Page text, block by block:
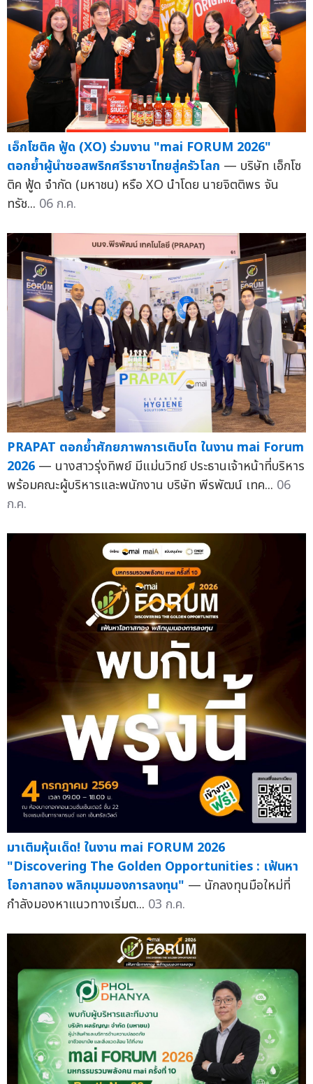
เอ็กโซติค ฟู้ด (XO) ร่วมงาน "mai FORUM 2026"
ตอกย้ำผู้นำซอสพริกศรีราชาไทยสู่ครัวโลก — บริษัท เอ็กโซ
ติค ฟู้ด จำกัด (มหาชน) หรือ XO นำโดย นายจิตติพร จัน
ทรัช... 06 ก.ค.
PRAPAT ตอกย้ำศักยภาพการเติบโต ในงาน mai Forum
2026 — นางสาวรุ่งทิพย์ มีแม่นวิทย์ ประธานเจ้าหน้าที่บริหาร
พร้อมคณะผู้บริหารและพนักงาน บริษัท พีรพัฒน์ เทค... 06
ก.ค.
มาเติมหุ้นเด็ด! ในงาน mai FORUM 2026
"Discovering The Golden Opportunities : เฟ้นหา
โอกาสทอง พลิกมุมมองการลงทุน" — นักลงทุนมือใหม่ที่
กำลังมองหาแนวทางเริ่มต... 03 ก.ค.